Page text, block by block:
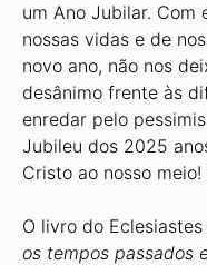
um Ano Jubilar. Com
nossas vidas e de
novo ano, não nos
desânimo frente às
enredar pelo
Jubileu dos 2025
Cristo ao nosso
O livro do
os tempos passados